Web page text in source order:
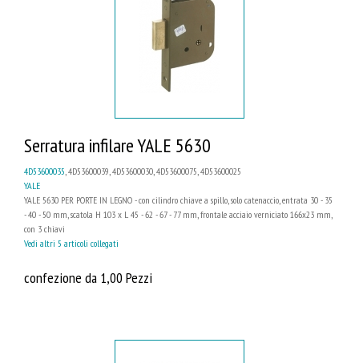
Serratura infilare YALE 5630
4D53600035, 4D53600039, 4D53600030, 4D53600075, 4D53600025
YALE
YALE 5630 PER PORTE IN LEGNO - con cilindro chiave a spillo, solo catenaccio, entrata 30 - 35
- 40 - 50 mm, scatola H 103 x L 45 - 62 - 67 - 77 mm, frontale acciaio verniciato 166x23 mm,
con 3 chiavi
Vedi altri 5 articoli collegati
confezione da 1,00 Pezzi